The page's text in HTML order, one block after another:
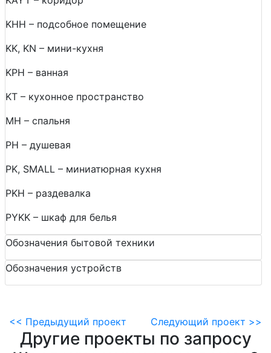
KHH – подсобное помещение
KK, KN – мини-кухня
KPH – ванная
KT – кухонное пространство
MH – спальня
PH – душевая
PK, SMALL – миниатюрная кухня
PKH – раздевалка
PYKK – шкаф для белья
Обозначения бытовой техники
Обозначения устройств
<< Предыдущий проект Следующий проект >>
Другие проекты по запросу